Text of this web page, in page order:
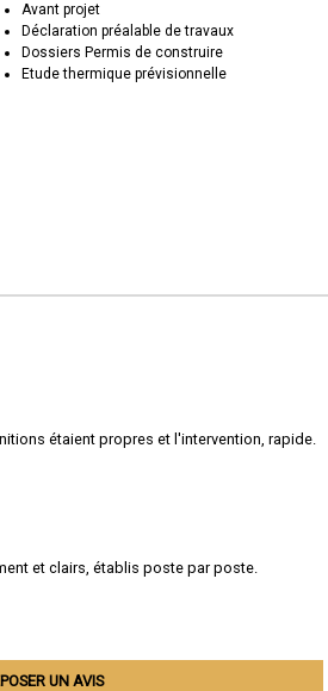
Avant projet
Déclaration préalable de travaux
Dossiers Permis de construire
Etude thermique prévisionnelle
étaient propres et l'intervention, rapide.
et clairs, établis poste par poste.
UN AVIS